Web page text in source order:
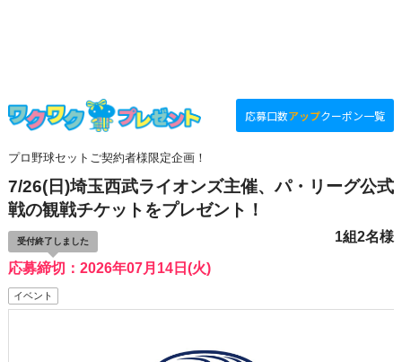
応募口数アップクーポン一覧
プロ野球セットご契約者様限定企画！
7/26(日)埼玉西武ライオンズ主催、パ・リーグ公式
戦の観戦チケットをプレゼント！
応募締切：2026年07月14日(火)
受付終了しました 1組2名様
イベント